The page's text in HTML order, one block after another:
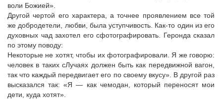
воли Божией».
Другой чертой его характера, а точнее проявлением все той
же добродетели, любви, была уступчивость. Как-то один из его
духовных чад захотел его сфотографировать. Геронда сказал
по этому поводу:
Некоторые не хотят, чтобы их фотографировали. Я же говорю:
человек в таких сЛучаях должен быть как передвижной вагон,
так что каждый передвигает его по своему вкусу». В другой раз
высказался так: «Я — как чемодан, который переносят мои
дети, куда хотят».